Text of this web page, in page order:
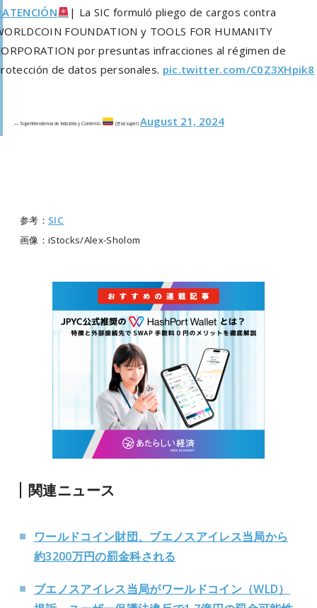
| La SIC formuló pliego de cargos contra
FOUNDATION y TOOLS FOR HUMANITY
por presuntas infracciones al régimen de
de datos personales. pic.twitter.com/C0Z3XHpik8
— Superintendencia de Industria y Comercio (@sicsuper)August 21, 2024
参考： SIC
画像：iStocks/Alex-Sholom
関連ニュース
ワールドコイン財団、ブエノスアイレス当局から
約3200万円の罰金科される
ブエノスアイレス当局がワールドコイン（WLD）